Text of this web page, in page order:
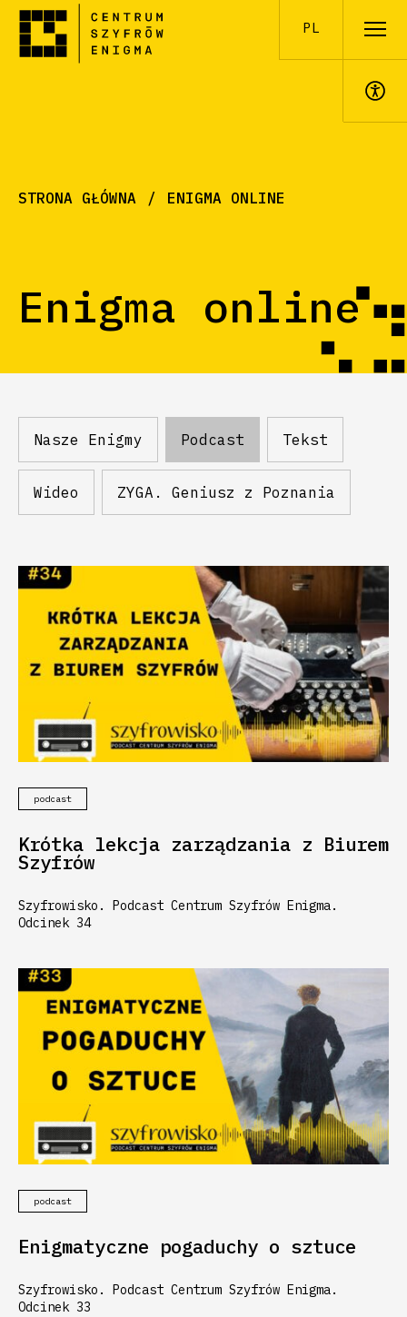
PL
STRONA GŁÓWNA ENIGMA ONLINE
Enigma online
Nasze Enigmy Podcast Tekst
Wideo ZYGA. Geniusz z Poznania
podcast
Krótka lekcja zarządzania z Biurem
Szyfrów
Szyfrowisko. Podcast Centrum Szyfrów Enigma.
Odcinek 34
podcast
Enigmatyczne pogaduchy o sztuce
Szyfrowisko. Podcast Centrum Szyfrów Enigma.
Odcinek 33